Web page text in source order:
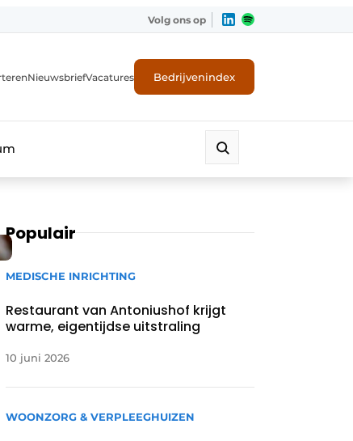
Volg ons op
NieuwsbriefVacatures Bedrijvenindex
Populair
MEDISCHE INRICHTING
Restaurant van Antoniushof krijgt
warme, eigentijdse uitstraling
10 juni 2026
WOONZORG & VERPLEEGHUIZEN